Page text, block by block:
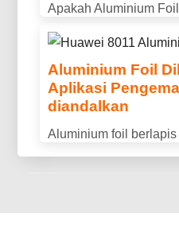
Dijelaskan
Apakah aluminium
konduktivitas listrik
utama, dan mengapa
dalam transmisi daya
Apakah Aluminium
Pelajari bagaimana
ulang, bagaimana
benar, dan mengapa
mengurangi limbah
Aluminium Foil
Aplikasi
diandalkan
Aluminium foil
aplikasi pengemasan,